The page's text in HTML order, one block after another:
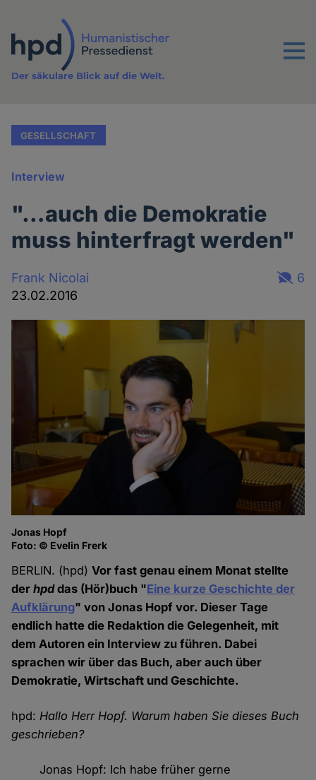
Inhalt
Menu
Der säkulare Blick auf die Welt.
GESELLSCHAFT
Interview
"…auch die Demokratie
muss hinterfragt werden"
Frank Nicolai
23.02.2016
6
Jonas Hopf
Foto: © Evelin Frerk
BERLIN. (hpd)Vor fast genau einem Monat stellte
derhpddas (Hör)buch "Eine kurze Geschichte der
Aufklärung" von Jonas Hopf vor. Dieser Tage
endlich hatte die Redaktion die Gelegenheit, mit
dem Autoren ein Interview zu führen. Dabei
sprachen wir über das Buch, aber auch über
Demokratie, Wirtschaft und Geschichte.
hpd:Hallo Herr Hopf. Warum haben Sie dieses Buch
geschrieben?
Jonas Hopf: Ich habe früher gerne